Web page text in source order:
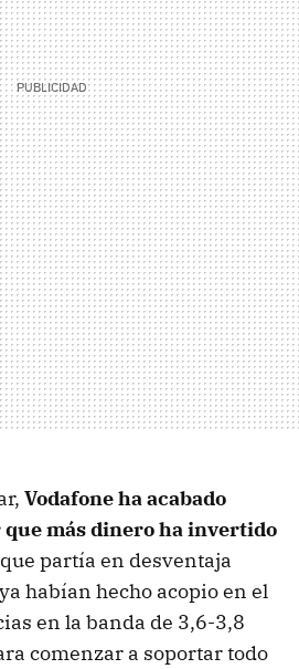
Vodafone ha acabado
más dinero ha invertido
partía en desventaja
habían hecho acopio en el
en la banda de 3,6-3,8
comenzar a soportar todo